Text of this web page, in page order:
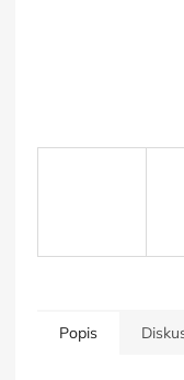
Popis